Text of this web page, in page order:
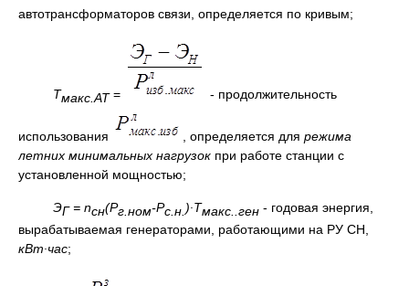
автотрансформаторов связи, определяется по кривым;
Тмакс.АТ = - продолжительность
использования , определяется для режима
летних минимальных нагрузок при работе станции с
установленной мощностью;
ЭГ= nсн(Рг.ном-Рс.н.)∙Тмакс..ген- годовая энергия,
вырабатываемая генераторами, работающими на РУ СН,
кВт∙час;